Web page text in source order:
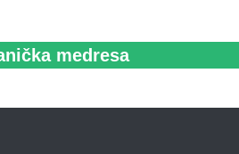
medresa